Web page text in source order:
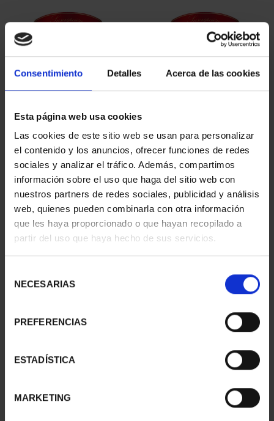
Consentimiento Detalles Acerca de las cookies
Esta página web usa cookies
Las cookies de este sitio web se usan para personalizar
el contenido y los anuncios, ofrecer funciones de redes
sociales y analizar el tráfico. Además, compartimos
información sobre el uso que haga del sitio web con
nuestros partners de redes sociales, publicidad y análisis
web, quienes pueden combinarla con otra información
que les haya proporcionado o que hayan recopilado a
partir del uso que haya hecho de sus servicios.
NECESARIAS
PREFERENCIAS
ESTADÍSTICA
MARKETING
SUSCRIPCIÓN
CAPITALES DE
PROVINCIA 1
949,00 €
Sólo para usuarios
registrados
SUSCRIPCIÓN
CAPITALES DE
PROVINCIA 2
949,00 €
Sólo para usuarios
registrados
SUSCRIPCIÓN
949,00 €
SUSCRIPCIÓN
CAPITALES DE
PROVINCIA 4
949,00 €